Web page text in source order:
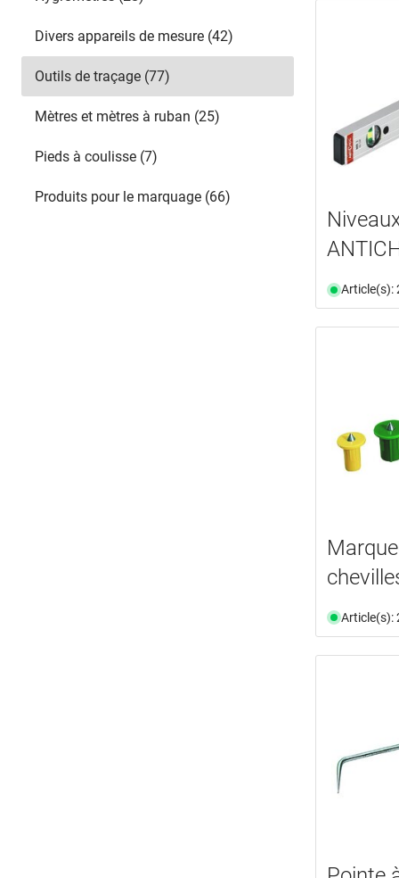
Divers appareils de mesure (42)
Outils de traçage (77)
Mètres et mètres à ruban (25)
Pieds à coulisse (7)
Produits pour le marquage (66)
Article(s):
Article(s):